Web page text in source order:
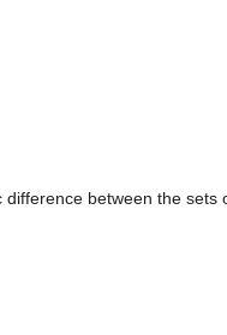
between the sets